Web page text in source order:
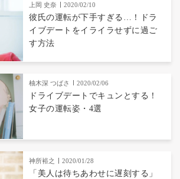
上岡 史奈 2020/02/10
彼氏の運転が下手すぎる…！ドラ
イブデートをイライラせずに過ご
す方法
柚木深 つばさ 2020/02/06
ドライブデートでキュンとする！
女子の運転姿・4選
神所裕之 2020/01/28
「美人は待ちあわせに遅刻する」